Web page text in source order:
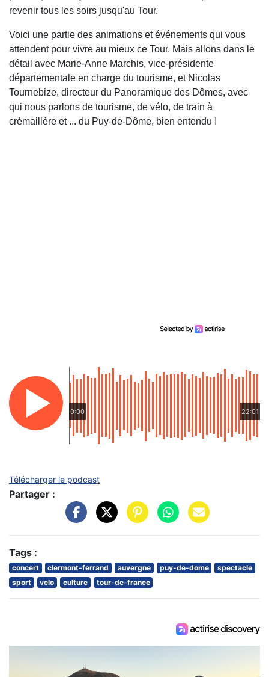
revenir tous les soirs jusqu'au Tour.
Voici une partie des animations et événements qui vous
attendent pour vivre au mieux ce Tour. Mais allons dans le
détail avec Marie-Anne Marchis, vice-présidente
départementale en charge du tourisme, et Nicolas
Tournebize, directeur du Panoramique des Dômes, avec
qui nous parlons de tourisme, de vélo, de train à
crémaillère et ... du Puy-de-Dôme, bien entendu !
0:00 22:01
Télécharger le podcast
Partager :
Tags :
concert clermont-ferrand auvergne puy-de-dome
spectacle
sport
velo culture tour-de-france